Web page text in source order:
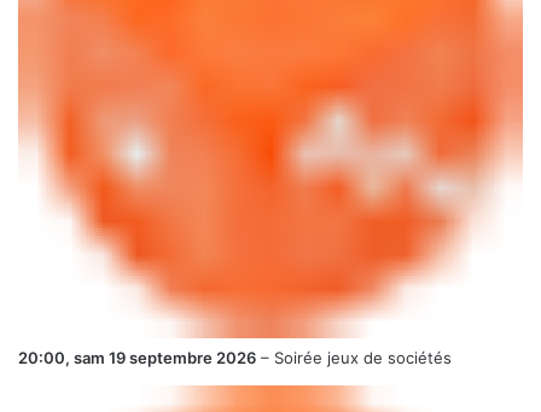
20:00, sam 19 septembre 2026 – Soirée jeux de sociétés